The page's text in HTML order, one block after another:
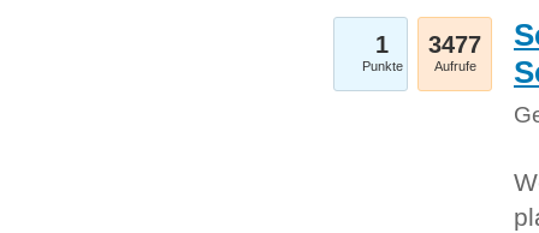
1
Punkte
3477
Aufrufe